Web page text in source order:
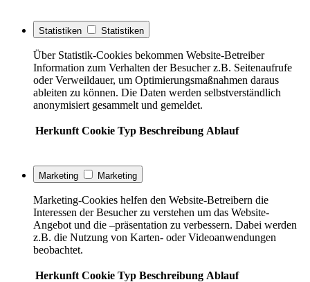
Statistiken Statistiken
Über Statistik-Cookies bekommen Website-Betreiber
Information zum Verhalten der Besucher z.B. Seitenaufrufe
oder Verweildauer, um Optimierungsmaßnahmen daraus
ableiten zu können. Die Daten werden selbstverständlich
anonymisiert gesammelt und gemeldet.
Herkunft Cookie Typ Beschreibung Ablauf
Marketing Marketing
Marketing-Cookies helfen den Website-Betreibern die
Interessen der Besucher zu verstehen um das Website-
Angebot und die –präsentation zu verbessern. Dabei werden
z.B. die Nutzung von Karten- oder Videoanwendungen
beobachtet.
Herkunft Cookie Typ Beschreibung Ablauf